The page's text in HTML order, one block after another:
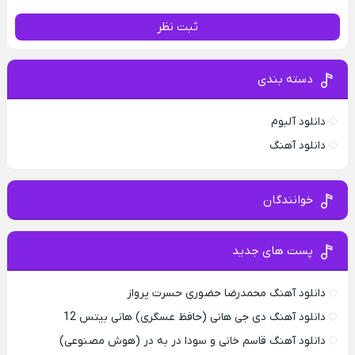
ثبت نظر
دسته بندی
دانلود آلبوم
دانلود آهنگ
خوانندگان
پست های جدید
دانلود آهنگ محمدرضا حضورى حسرت پرواز
دانلود آهنگ دی جی هانی (حافظ عسگری) هانی بیتس 12
دانلود آهنگ قاسم خانی و سودا در به در (هوش مصنوعی)